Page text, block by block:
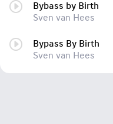
Bybass by Birth
Sven van Hees
Bypass By Birth
Sven van Hees